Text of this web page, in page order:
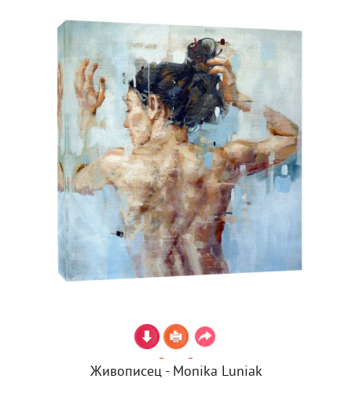
Живописец - Monika Luniak